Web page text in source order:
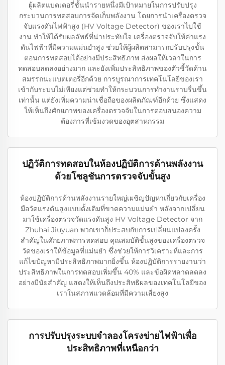
ผู้ผลิตแบตเตอรี่ชั้นนำรายหนึ่งมีเป้าหมายในการปรับปรุง
กระบวนการทดสอบการจัดเก็บพลังงาน โดยการนำเครื่องตรวจ
จับแรงดันไฟฟ้าสูง (HV Voltage Detector) ของเราไปใช้
งาน ทำให้ได้รับผลลัพธ์ที่น่าประทับใจ เครื่องตรวจจับให้ค่าแรง
ดันไฟฟ้าที่มีความแม่นยำสูง ช่วยให้ผู้ผลิตสามารถปรับปรุงขั้น
ตอนการทดสอบได้อย่างมีประสิทธิภาพ ส่งผลให้เวลาในการ
ทดสอบลดลงอย่างมาก และยังเพิ่มประสิทธิภาพของตัวชี้วัดด้าน
สมรรถนะแบตเตอรี่อีกด้วย การบูรณาการเทคโนโลยีของเรา
เข้ากับระบบไม่เพียงแต่ช่วยทำให้กระบวนการทำงานราบรื่นขึ้น
เท่านั้น แต่ยังเพิ่มความน่าเชื่อถือของผลิตภัณฑ์อีกด้วย ซึ่งแสดง
ให้เห็นถึงศักยภาพของเครื่องตรวจจับในการตอบสนองความ
ต้องการที่เข้มงวดของอุตสาหกรรม
ปฏิวัติการทดสอบในห้องปฏิบัติการด้านพลังงาน
ด้วยโซลูชันการตรวจจับขั้นสูง
ห้องปฏิบัติการด้านพลังงานรายใหญ่เผชิญปัญหาเกี่ยวกับเครื่อง
มือวัดแรงดันสูงแบบดั้งเดิมที่ขาดความแม่นยำ หลังจากเปลี่ยน
มาใช้เครื่องตรวจวัดแรงดันสูง HV Voltage Detector จาก
Zhuhai Jiuyuan พวกเขาก็ประสบกับการเปลี่ยนแปลงครั้ง
สำคัญในศักยภาพการทดสอบ คุณสมบัติขั้นสูงของเครื่องตรวจ
วัดของเราให้ข้อมูลที่แม่นยำ ซึ่งช่วยให้การวิเคราะห์และการ
แก้ไขปัญหามีประสิทธิภาพมากยิ่งขึ้น ห้องปฏิบัติการรายงานว่า
ประสิทธิภาพในการทดสอบเพิ่มขึ้น 40% และข้อผิดพลาดลดลง
อย่างมีนัยสำคัญ แสดงให้เห็นถึงประสิทธิผลของเทคโนโลยีของ
เราในสภาพแวดล้อมที่มีความเสี่ยงสูง
การปรับปรุงระบบจำลองโครงข่ายไฟฟ้าเพื่อ
ประสิทธิภาพที่เหนือกว่า